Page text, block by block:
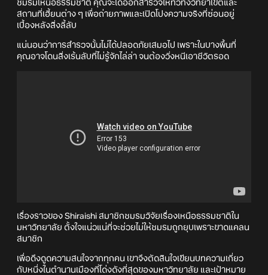
ชมรมเหนือธรรมชาติ คุณจะได้ออกสำรวจให้ทั่วทั้งวิทยาเขตและ
สถานที่เฮี้ยนต่าง ๆ เพื่อถ่ายภาพและเปิดโปงความจริงที่ซ่อนอยู่
เบื้องหลังสิ่งลี้ลับ
แน่นอนว่าการสำรวจนั้นไม่ได้ปลอดภัยเสมอไป เพราะในบางพื้นที่
คุณอาจโดนสิ่งเร้นลับที่ไม่รู้จักไล่ล่า จนต้องวิ่งหนีเอาชีวิตรอด
เรื่องราวของ Shiraishi สมาชิกชมรมวิจัยเรื่องเหนือธรรมชาติใน
มหาวิทยาลัย ตั้งใจแน่วแน่ที่จะช่วยไม่ให้ชมรมถูกยุบเพราะขาดแคลน
สมาชิก
เพื่อดึงดูดความสนใจจากทุกคน เขาจึงตัดสินใจเขียนบทความเกี่ยว
กับหนึ่งในตำนานเมืองที่โด่งดังที่สุดของมหาวิทยาลัย และเป้าหมาย